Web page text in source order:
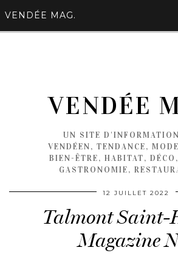
VENDÉE MAG.
VENDÉE
UN SITE
VENDÉEN, TENDANCE,
BIEN-ÊTRE, HABITAT,
GASTRONOMIE,
12 JUILLET 2022
Talmont
Magazine